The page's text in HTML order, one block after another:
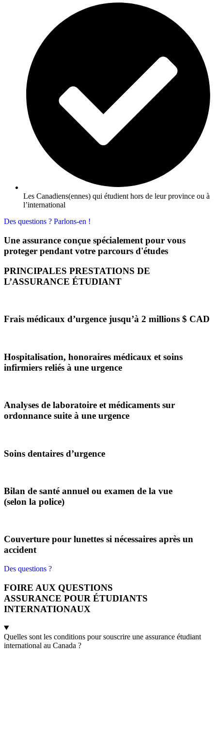
Les Canadiens(ennes) qui étudient hors de leur province ou à
l’international
Des questions ? Parlons-en !
Une assurance conçue spécialement pour vous
proteger pendant votre parcours d'études
PRINCIPALES PRESTATIONS DE
L’ASSURANCE ÉTUDIANT
Frais médicaux d’urgence jusqu’à 2 millions $ CAD
Hospitalisation, honoraires médicaux et soins
infirmiers reliés à une urgence
Analyses de laboratoire et médicaments sur
ordonnance suite à une urgence
Soins dentaires d’urgence
Bilan de santé annuel ou examen de la vue
(selon la police)
Couverture pour lunettes si nécessaires après un
accident
Des questions ?
FOIRE AUX QUESTIONS
ASSURANCE POUR ÉTUDIANTS
INTERNATIONAUX
Quelles sont les conditions pour souscrire une assurance étudiant
international au Canada ?